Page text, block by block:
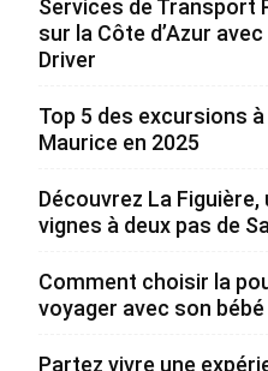
Services de Transport
sur la Côte d’Azur
Driver
Top 5 des excursions
Maurice en 2025
Découvrez La
vignes à deux pas de
Comment choisir la
voyager avec son bébé
Partez vivre une